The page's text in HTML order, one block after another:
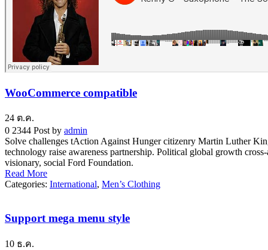
WooCommerce compatible
24 ต.ค.
0 2344 Post by admin
Solve challenges tAction Against Hunger citizenry Martin Luther
technology raise awareness partnership. Political global growth
visionary, social Ford Foundation.
Read More
Categories: International, Men’s Clothing
Support mega menu style
10 ธ.ค.